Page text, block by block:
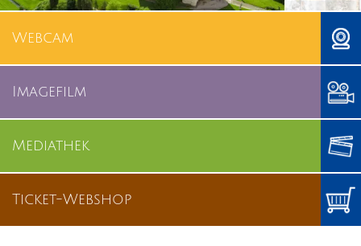
Webcam
Imagefilm
Mediathek
Ticket-Webshop